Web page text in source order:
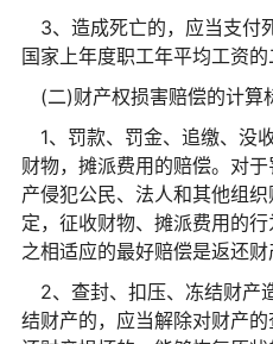
3、造成死亡的，应当支付
国家上年度职工年平均工资的
(二)财产权损害赔偿的计算
1、罚款、罚金、追缴、没
财物，摊派费用的赔偿。对
产侵犯公民、法人和其他组
定，征收财物、摊派费用的
之相适应的最好赔偿是返还财
2、查封、扣压、冻结财产
结财产的，应当解除对财产